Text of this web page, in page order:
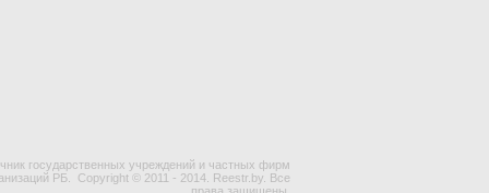
государственных учреждений и частных фирм
РБ.
Copyright © 2011 - 2014. Reestr.by. Все